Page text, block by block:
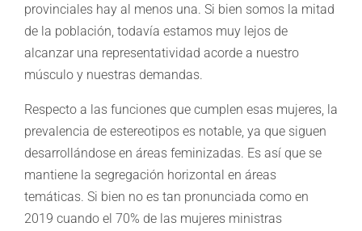
provinciales hay al menos una. Si bien somos la mitad
de la población, todavía estamos muy lejos de
alcanzar una representatividad acorde a nuestro
músculo y nuestras demandas.
Respecto a las funciones que cumplen esas mujeres, la
prevalencia de estereotipos es notable, ya que siguen
desarrollándose en áreas feminizadas. Es así que se
mantiene la segregación horizontal en áreas
temáticas. Si bien no es tan pronunciada como en
2019 cuando el 70% de las mujeres ministras